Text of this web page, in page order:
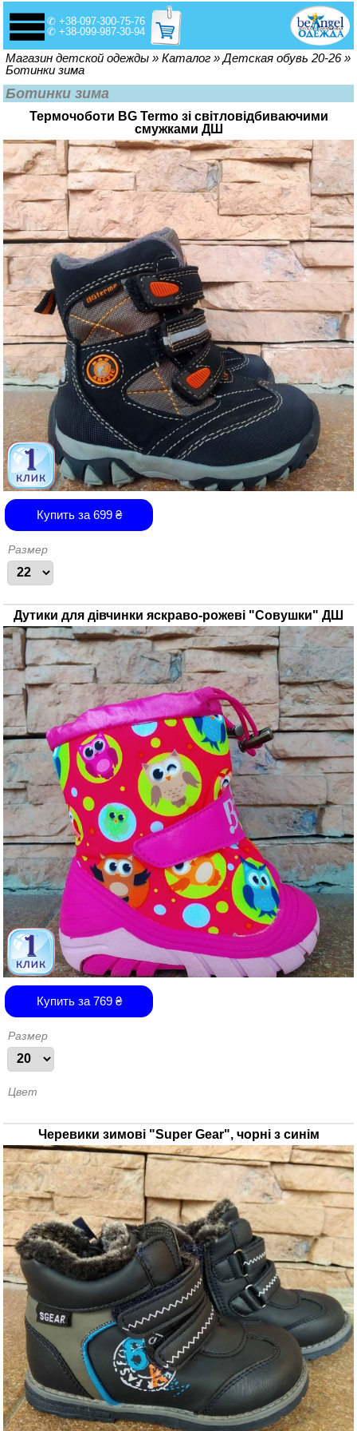
✆ +38-097-300-75-76
✆ +38-099-987-30-94
Вы здесь
Магазин детской одежды » Каталог » Детская обувь 20-26 »
Ботинки зима
Ботинки зима
Термочоботи BG Termo зі світловідбиваючими
смужками ДШ
Купить за 699₴
Размер
Дутики для дівчинки яскраво-рожеві "Совушки" ДШ
Купить за 769₴
Размер
Цвет
Черевики зимові "Super Gear", чорні з синім